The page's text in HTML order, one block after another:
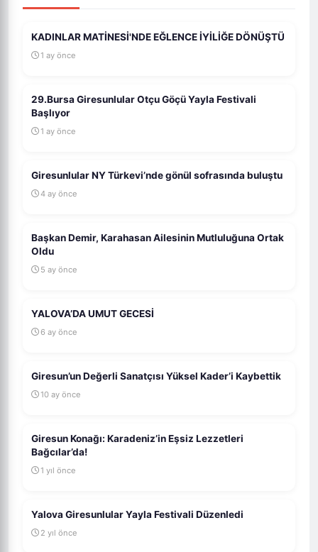
KADINLAR MATİNESİ'NDE EĞLENCE İYİLİĞE DÖNÜŞTÜ
1 ay önce
29.Bursa Giresunlular Otçu Göçü Yayla Festivali
Başlıyor
1 ay önce
Giresunlular NY Türkevi’nde gönül sofrasında buluştu
4 ay önce
Başkan Demir, Karahasan Ailesinin Mutluluğuna Ortak
Oldu
5 ay önce
YALOVA’DA UMUT GECESİ
6 ay önce
Giresun’un Değerli Sanatçısı Yüksel Kader’i Kaybettik
10 ay önce
Giresun Konağı: Karadeniz’in Eşsiz Lezzetleri
Bağcılar’da!
1 yıl önce
Yalova Giresunlular Yayla Festivali Düzenledi
2 yıl önce